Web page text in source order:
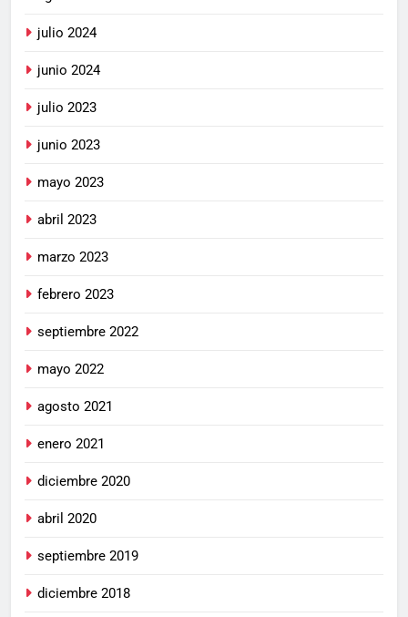
julio 2024
junio 2024
julio 2023
junio 2023
mayo 2023
abril 2023
marzo 2023
febrero 2023
septiembre 2022
mayo 2022
agosto 2021
enero 2021
diciembre 2020
abril 2020
septiembre 2019
diciembre 2018